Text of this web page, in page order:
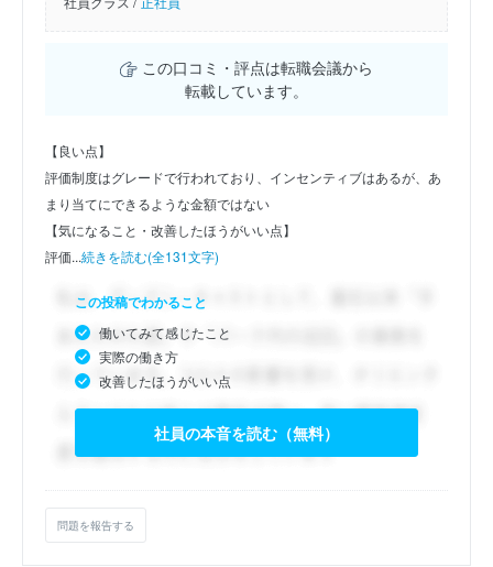
この口コミ・評点は転職会議から
転載しています。
【良い点】
評価制度はグレードで行われており、インセンティブはあるが、あ
まり当てにできるような金額ではない
【気になること・改善したほうがいい点】
評価...続きを読む(全131文字)
この投稿でわかること
働いてみて感じたこと
実際の働き方
改善したほうがいい点
社員の本音を読む（無料）
問題を報告する